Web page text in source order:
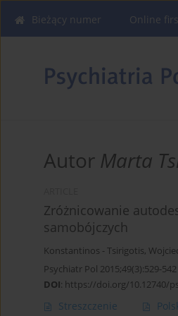
Bieżący numer Online
Autor Marta
Zróżnicowanie
samobójczych
Konstantinos - Tsirigotis,
Psychiatr Pol 2015;49(3):529-542
DOI: https://doi.org/10.12740/
Streszczenie